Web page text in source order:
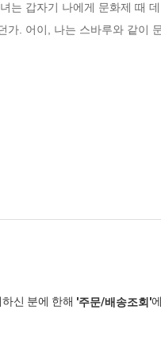
는 갑자기 나에게 문화제 때
가. 어이, 나는 스바루와 같
신 분에 한해 '주문/배송조회'